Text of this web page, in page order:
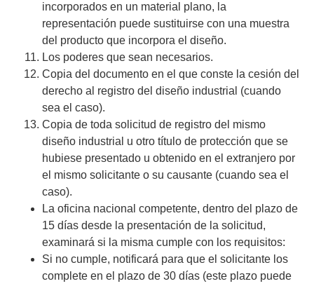
incorporados en un material plano, la
representación puede sustituirse con una muestra
del producto que incorpora el diseño.
Los poderes que sean necesarios.
Copia del documento en el que conste la cesión del
derecho al registro del diseño industrial (cuando
sea el caso).
Copia de toda solicitud de registro del mismo
diseño industrial u otro título de protección que se
hubiese presentado u obtenido en el extranjero por
el mismo solicitante o su causante (cuando sea el
caso).
La oficina nacional competente, dentro del plazo de
15 días desde la presentación de la solicitud,
examinará si la misma cumple con los requisitos:
Si no cumple, notificará para que el solicitante los
complete en el plazo de 30 días (este plazo puede